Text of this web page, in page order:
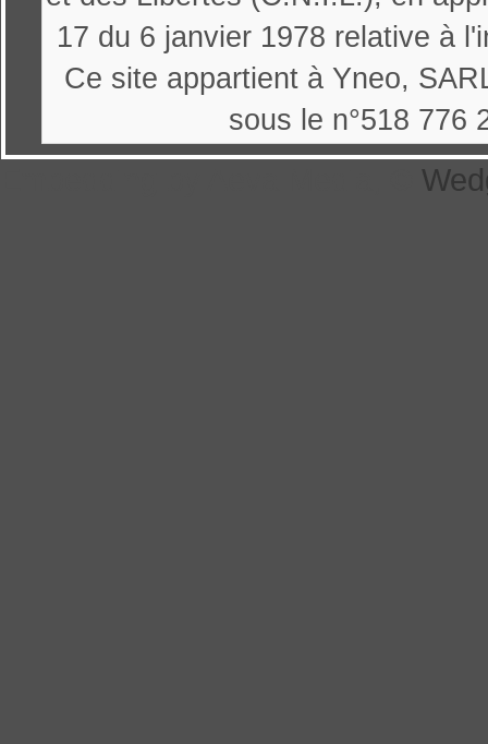
17 du 6 janvier 1978 relative à
Ce site appartient à Yneo,
sous le n°518 776